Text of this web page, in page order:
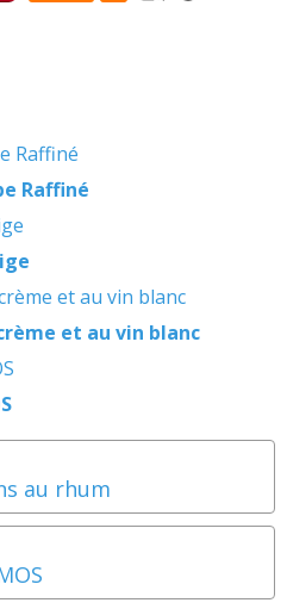
Raffiné
et au vin blanc
au rhum